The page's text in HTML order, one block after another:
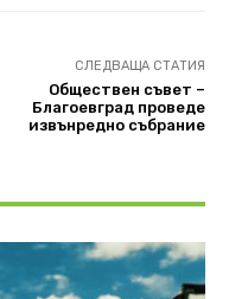
СЛЕДВАЩА СТАТИЯ
Обществен съвет –
Благоевград проведе
извънредно събрание